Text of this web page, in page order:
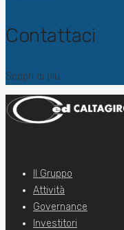
Contattaci
Scopri di più
Il Gruppo
Attività
Governance
Investitori